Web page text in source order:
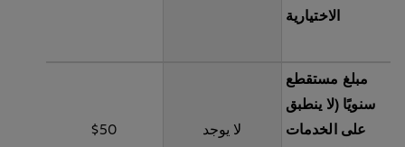
الاختيارية
مبلغ مستقطع
سنويًا (لا ينطبق
على الخدمات
لا يوجد $50